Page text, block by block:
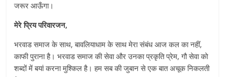
जरूर आऊँगा।
मेरे प्रिय परिवारजन,
भरवाड समाज के साथ, बावलियाधाम के साथ मेरा संबंध आज कल का नहीं,
काफी पुराना है। भरवाड समाज की सेवा और उनका प्रकृति प्रेम, गौ सेवा को
शब्दों में बयां करना मुश्किल है। हम सब की जुबान से एक बात अचूक निकलती